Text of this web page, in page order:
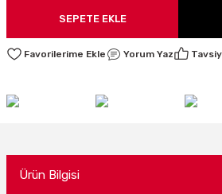
SEPETE EKLE
Yorum Yaz
Ürün Bilgisi